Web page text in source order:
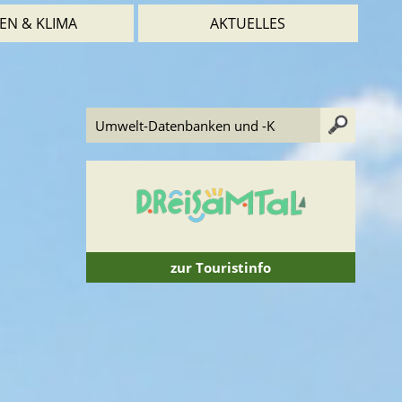
& KLIMA AKTUELLES
zur Touristinfo